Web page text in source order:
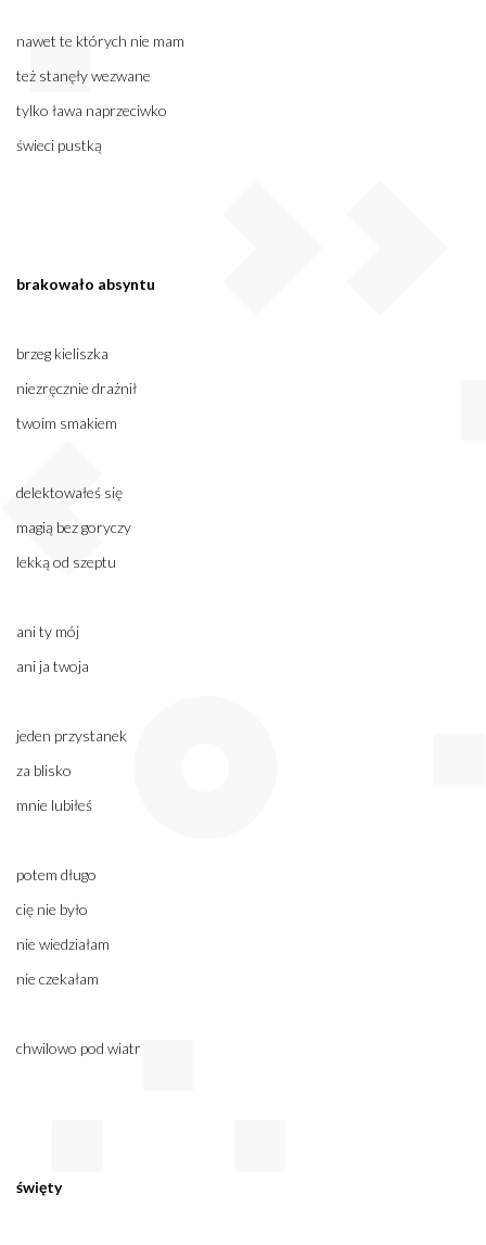
nawet te których nie mam
też stanęły wezwane
tylko ława naprzeciwko
świeci pustką
brakowało absyntu
brzeg kieliszka
niezręcznie drażnił
twoim smakiem
delektowałeś się
magią bez goryczy
lekką od szeptu
ani ty mój
ani ja twoja
jeden przystanek
za blisko
mnie lubiłeś
potem długo
cię nie było
nie wiedziałam
nie czekałam
chwilowo pod wiatr
święty